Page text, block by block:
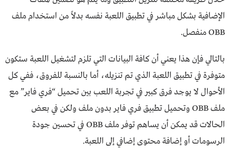
الإضافية بشكل مباشر في تطبيق اللعبة نفسه بدلاً من استخدام ملف
OBB منفصل.
بالتالي فإن هذا يعني أن كافة البيانات التي تلزم لتشغيل اللعبة ستكون
متوفرة في تطبيق اللعبة الذي تم تنزيله، أما بالنسبة للفروق، ففي كل
الأحوال لا يوجد فرق كبير في تجربة اللعب بين تحميل “فري فاير” مع
ملف OBB وتحميل تطبيق فري فاير بدون ملف ولكن في بعض
الحالات قد يمكن أن يساهم توفر ملف OBB في تحسين جودة
الرسومات أو إضافة محتوى إضافي إلى اللعبة.